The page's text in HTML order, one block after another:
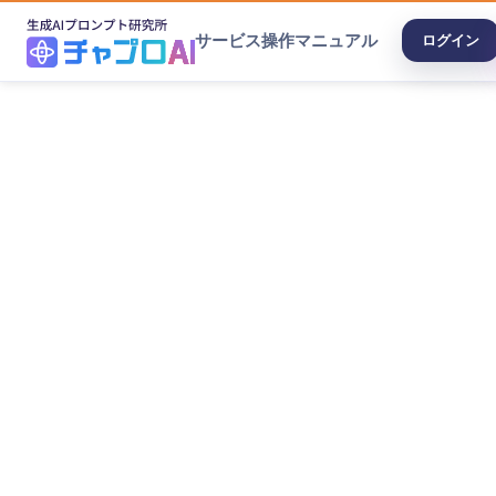
サービス操作マニュアル ログイン